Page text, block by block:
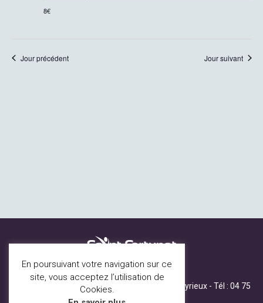
8€
Jour précédent Jour suivant
80 B, allée de la mairie, 07360 St Fortunat sur Eyrieux - Tél : 04 75
65 23 96
-
En poursuivant votre navigation sur ce
site, vous acceptez l’utilisation de
Cookies.